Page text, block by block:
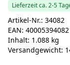
Lieferzeit ca. 2-5
Artikel-Nr.: 34082
EAN:
Inhalt: 1.088 kg
Versandgewicht: